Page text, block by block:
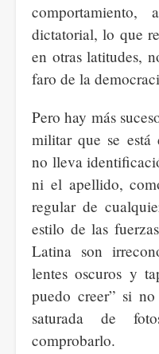
dictatorial, lo que
en otras latitudes,
faro de la
Pero hay más
militar que se está
no lleva
ni el apellido,
regular de
estilo de las
Latina son
lentes oscuros y
puedo creer” si
saturada de
comprobarlo.